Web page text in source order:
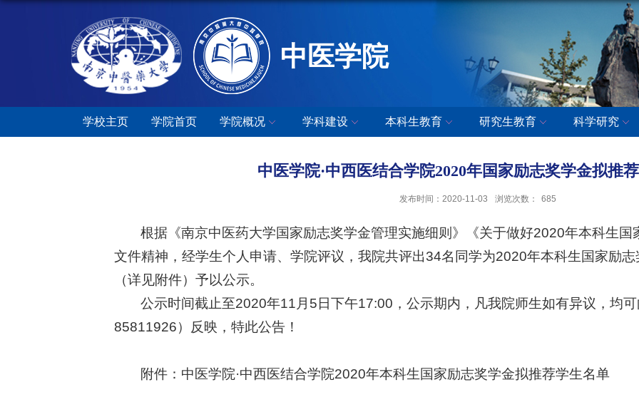
中医学院
学校主页 学院首页 学院概况 学科建设 本科生教育 研究生教育 科学研究
中医学院·中西医结合学院2020年国家励志奖学金拟推
发布时间：2020-11-03 浏览次数： 685
根据《南京中医药大学国家励志奖学金管理实施细则》《关于做好2020年本科生国
文件精神，经学生个人申请、学院评议，我院共评出34名同学为2020年本科生国家励志
（详见附件）予以公示。
公示时间截止至2020年11 月 5 日下午17:00 ，公示期内，凡我院师生如有异议，均可
85811926）反映， 特此公告！
附件：中医学院·中西医结合学院2020年本科生 国家励志奖学金拟推荐学生名单